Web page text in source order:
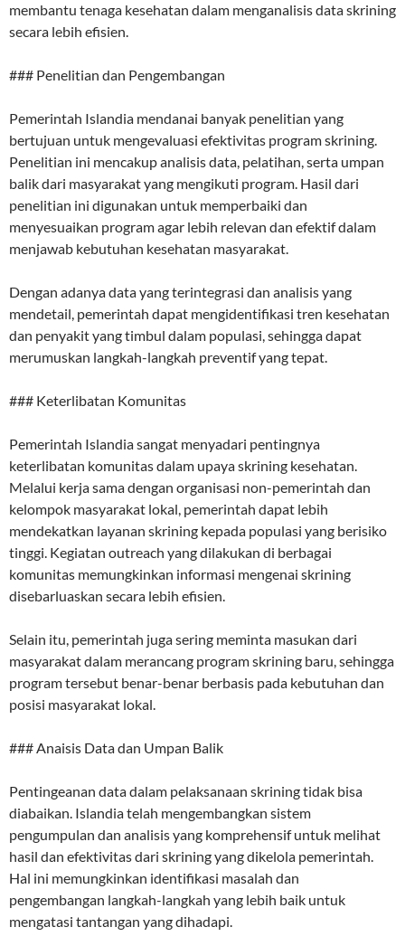
membantu tenaga kesehatan dalam menganalisis data skrining
secara lebih efisien.
### Penelitian dan Pengembangan
Pemerintah Islandia mendanai banyak penelitian yang
bertujuan untuk mengevaluasi efektivitas program skrining.
Penelitian ini mencakup analisis data, pelatihan, serta umpan
balik dari masyarakat yang mengikuti program. Hasil dari
penelitian ini digunakan untuk memperbaiki dan
menyesuaikan program agar lebih relevan dan efektif dalam
menjawab kebutuhan kesehatan masyarakat.
Dengan adanya data yang terintegrasi dan analisis yang
mendetail, pemerintah dapat mengidentifikasi tren kesehatan
dan penyakit yang timbul dalam populasi, sehingga dapat
merumuskan langkah-langkah preventif yang tepat.
### Keterlibatan Komunitas
Pemerintah Islandia sangat menyadari pentingnya
keterlibatan komunitas dalam upaya skrining kesehatan.
Melalui kerja sama dengan organisasi non-pemerintah dan
kelompok masyarakat lokal, pemerintah dapat lebih
mendekatkan layanan skrining kepada populasi yang berisiko
tinggi. Kegiatan outreach yang dilakukan di berbagai
komunitas memungkinkan informasi mengenai skrining
disebarluaskan secara lebih efisien.
Selain itu, pemerintah juga sering meminta masukan dari
masyarakat dalam merancang program skrining baru, sehingga
program tersebut benar-benar berbasis pada kebutuhan dan
posisi masyarakat lokal.
### Anaisis Data dan Umpan Balik
Pentingeanan data dalam pelaksanaan skrining tidak bisa
diabaikan. Islandia telah mengembangkan sistem
pengumpulan dan analisis yang komprehensif untuk melihat
hasil dan efektivitas dari skrining yang dikelola pemerintah.
Hal ini memungkinkan identifikasi masalah dan
pengembangan langkah-langkah yang lebih baik untuk
mengatasi tantangan yang dihadapi.